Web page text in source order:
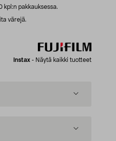
kpl:n pakkauksessa.
värejä.
Instax - Näytä kaikki tuotteet